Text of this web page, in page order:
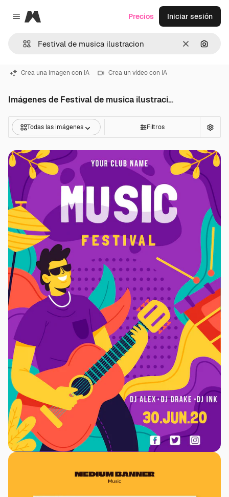
Close menu
Magnific
Borrar
Precios Iniciar sesión
Crea una imagen con IA Crea un vídeo con IA
Imágenes de Festival de musica ilustracion
Todas las imágenes Filtros